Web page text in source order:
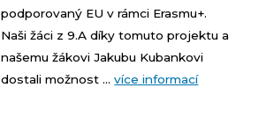
podporovaný EU v rámci Erasmu+.
Naši žáci z 9.A díky tomuto projektu a
našemu žákovi Jakubu Kubankovi
dostali možnost ...více informací